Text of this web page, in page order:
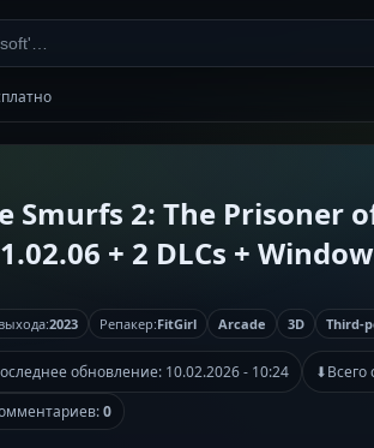
Smurfs 2: The Prisoner
+ 2 DLCs +
2023 Репакер:FitGirl Arcade 3D Third-
обновление: 10.02.2026 - 10:24 ⬇Всего
0